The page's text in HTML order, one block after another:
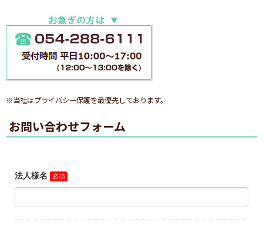
※当社はプライバシー保護を最優先しております。
お問い合わせフォーム